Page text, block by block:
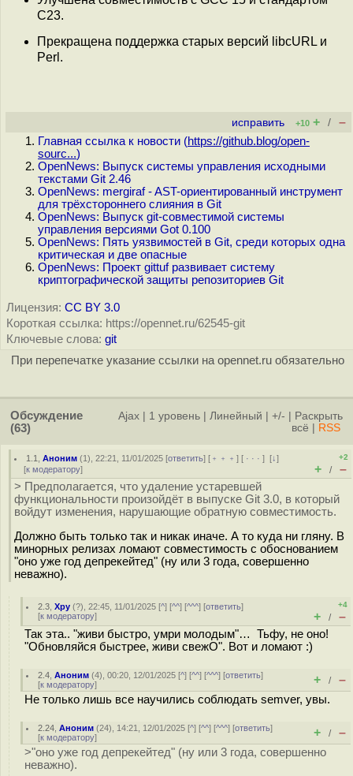
C23.
Прекращена поддержка старых версий libcURL и
Perl.
исправить +10 + / –
Главная ссылка к новости (https://github.blog/open-
sourc...)
OpenNews: Выпуск системы управления исходными
текстами Git 2.46
OpenNews: mergiraf - AST-ориентированный инструмент
для трёхстороннего слияния в Git
OpenNews: Выпуск git-совместимой системы
управления версиями Got 0.100
OpenNews: Пять уязвимостей в Git, среди которых одна
критическая и две опасные
OpenNews: Проект gittuf развивает систему
криптографической защиты репозиториев Git
Лицензия: CC BY 3.0
Короткая ссылка: https://opennet.ru/62545-git
Ключевые слова: git
При перепечатке указание ссылки на opennet.ru обязательно
Обсуждение
(63)
Ajax 1 уровень Линейный +/-
Раскрыть
всё
RSS
1.1 ,Аноним (1), 22:21, 11/01/2025 [ответить] [ ﹢﹢﹢] [ · · ·][↓]
[к модератору]
+2
+ / –
> Предполагается, что удаление устаревшей
функциональности произойдёт в выпуске Git 3.0, в который
войдут изменения, нарушающие обратную совместимость.
Должно быть только так и никак иначе. А то куда ни гляну. В
минорных релизах ломают совместимость с обоснованием
"оно уже год депрекейтед" (ну или 3 года, совершенно
неважно).
2.3 ,Хру (?), 22:45, 11/01/2025 [^] [^^] [^^^] [ответить]
[к модератору]
+4
+ / –
Так эта.. "живи быстро, умри молодым"… Тьфу, не оно!
"Обновляйся быстрее, живи свежО". Вот и ломают :)
2.4 ,Аноним (4), 00:20, 12/01/2025 [^] [^^] [^^^] [ответить]
[к модератору] + / –
Не только лишь все научились соблюдать semver, увы.
2.24 ,Аноним (24), 14:21, 12/01/2025 [^] [^^] [^^^] [ответить]
[к модератору] + / –
>"оно уже год депрекейтед" (ну или 3 года, совершенно
неважно).